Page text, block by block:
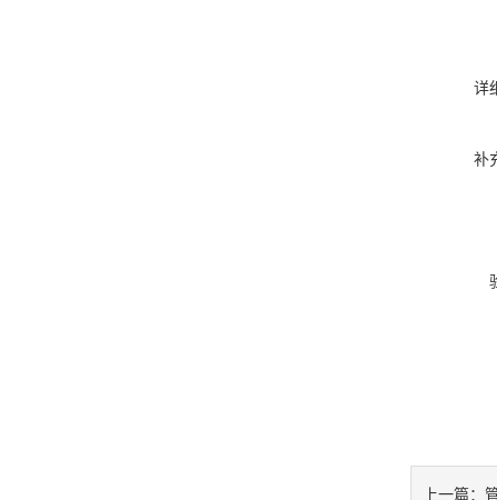
详
补
上一篇：